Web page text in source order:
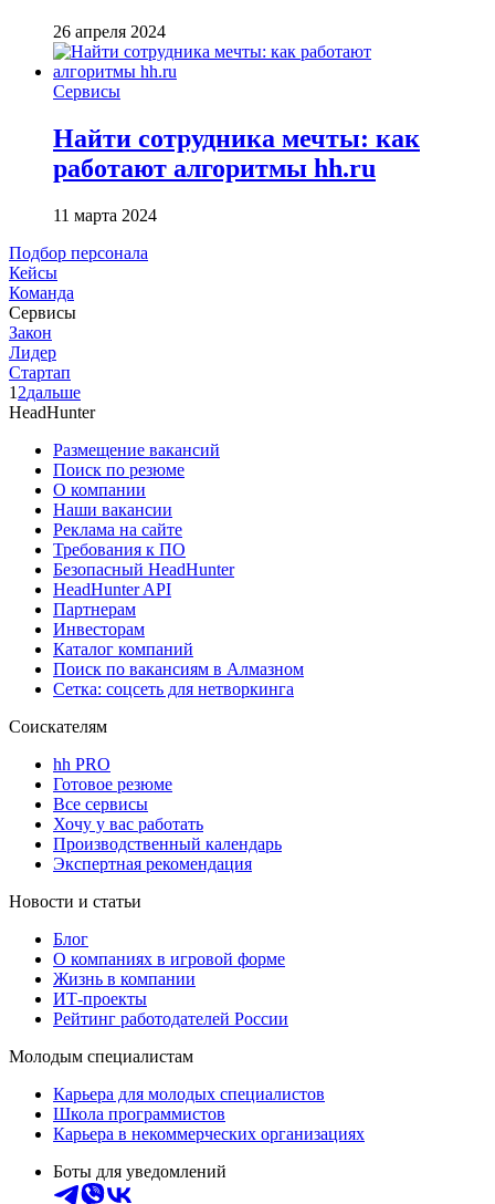
26 апреля 2024
Сервисы
Найти сотрудника мечты: как
работают алгоритмы hh.ru
11 марта 2024
Подбор персонала
Кейсы
Команда
Сервисы
Закон
Лидер
Стартап
1 2дальше
HeadHunter
Размещение вакансий
Поиск по резюме
О компании
Наши вакансии
Реклама на сайте
Требования к ПО
Безопасный HeadHunter
HeadHunter API
Партнерам
Инвесторам
Каталог компаний
Поиск по вакансиям в Алмазном
Сетка: соцсеть для нетворкинга
Соискателям
hh PRO
Готовое резюме
Все сервисы
Хочу у вас работать
Производственный календарь
Экспертная рекомендация
Новости и статьи
Блог
О компаниях в игровой форме
Жизнь в компании
ИТ-проекты
Рейтинг работодателей России
Молодым специалистам
Карьера для молодых специалистов
Школа программистов
Карьера в некоммерческих организациях
Боты для уведомлений